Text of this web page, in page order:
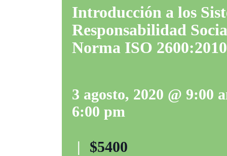
Introducción a los
Responsabilidad
Norma ISO
3 agosto, 2020 @ 9:00
6:00 pm
| $5400